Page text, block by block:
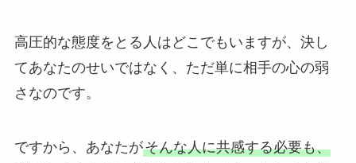
高圧的な態度をとる人はどこでもいますが、決し
てあなたのせいではなく、ただ単に相手の心の弱
さなのです。
ですから、あなたがそんな人に共感する必要も、